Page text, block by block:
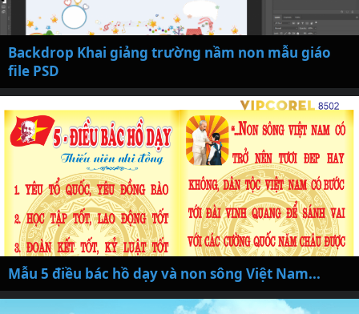
Backdrop Khai giảng trường nầm non mẫu giáo
file PSD
Mẫu 5 điều bác hồ dạy và non sông Việt Nam...